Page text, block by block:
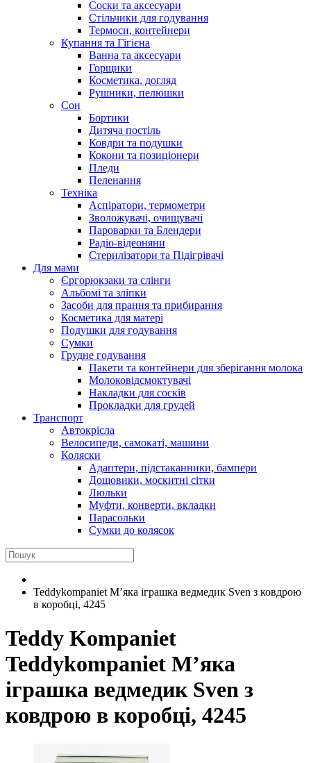
Соски та аксесуари
Стільчики для годування
Термоси, контейнери
Купання та Гігієна
Ванна та аксесуари
Горщики
Косметика, догляд
Рушники, пелюшки
Сон
Бортики
Дитяча постіль
Ковдри та подушки
Кокони та позиціонери
Пледи
Пеленання
Техніка
Аспіратори, термометри
Зволожувачі, очищувачі
Пароварки та Блендери
Радіо-відеоняни
Стерилізатори та Підігрівачі
Для мами
Єргорюкзаки та слінги
Альбомі та зліпки
Засоби для прання та прибирання
Косметика для матері
Подушки для годування
Сумки
Грудне годування
Пакети та контейнери для зберігання молока
Молоковідсмоктувачі
Накладки для сосків
Прокладки для грудей
Транспорт
Автокрісла
Велосипеди, самокаті, машини
Коляски
Адаптери, підстаканники, бампери
Дощовики, москитні сітки
Люльки
Муфти, конверти, вкладки
Парасольки
Сумки до колясок
Teddykompaniet М’яка іграшка ведмедик Sven з ковдрою
в коробці, 4245
Teddy Kompaniet
Teddykompaniet М’яка
іграшка ведмедик Sven з
ковдрою в коробці, 4245